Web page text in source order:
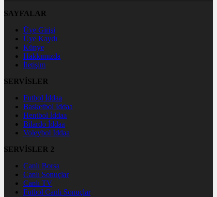
SAYFALAR
Üye Girişi
Üye Kaydı
Künye
Hakkımızda
İletişim
SERVİSLER
Futbol İddaa
Basketbol İddaa
Hentbol İddaa
Bilardo İddaa
Voleybol İddaa
SERVİSLER 2
Canlı Borsa
Canlı Sonuçlar
Canlı TV
Futbol Canlı Sonuçlar